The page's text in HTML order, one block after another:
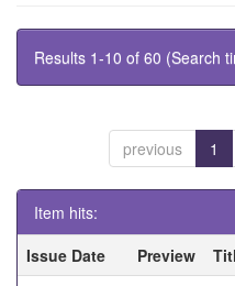
Results 1-10 of 60 (Search
previous 1
Item hits:
Issue Date
Preview